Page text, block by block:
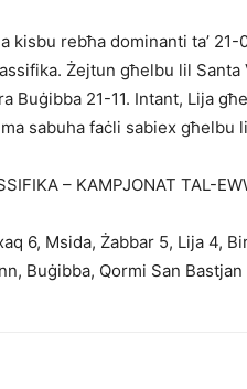
kisbu rebħa dominanti ta’
Żejtun għelbu lil
Buġibba 21-11. Intant, Lija
sabuha faċli sabiex għelbu
– KAMPJONAT TAL-
6, Msida, Żabbar 5, Lija 4,
Buġibba, Qormi San Bastjan